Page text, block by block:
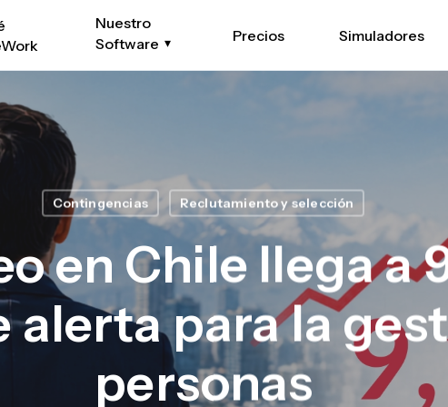
Nuestro
Software
Precios Simuladores
Contingencias Reclutamiento y selección
en Chile llega a
alerta para la
personas